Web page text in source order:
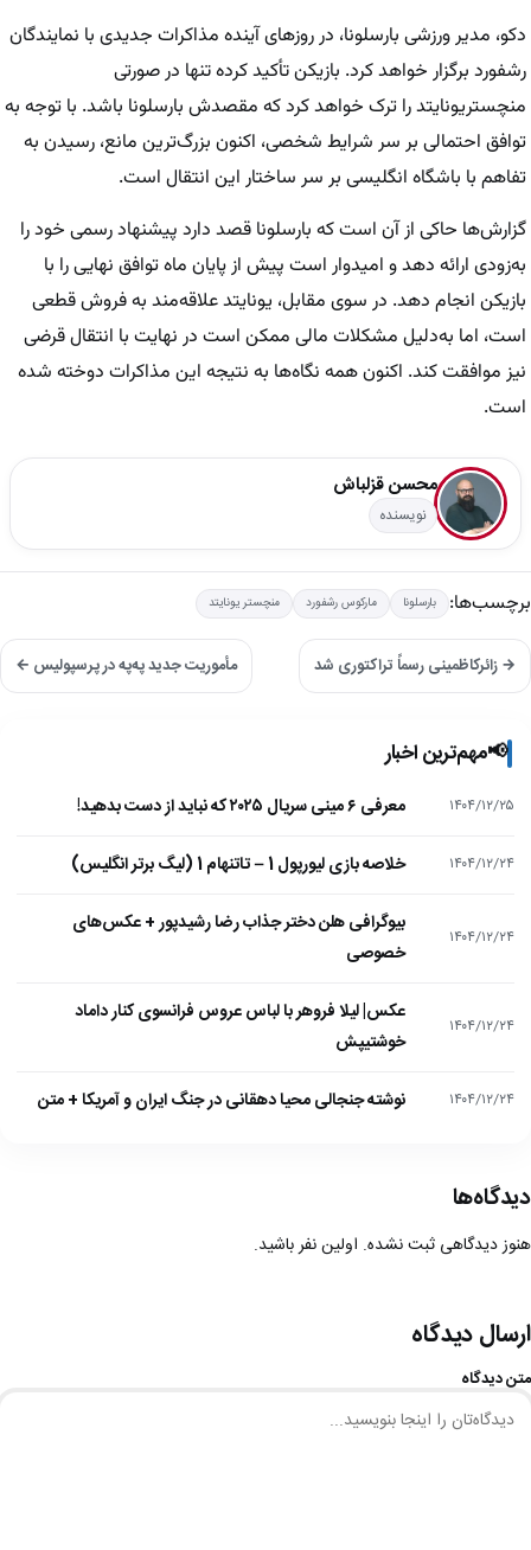
دکو، مدیر ورزشی بارسلونا، در روزهای آینده مذاکرات جدیدی با نمایندگان
رشفورد برگزار خواهد کرد. بازیکن تأکید کرده تنها در صورتی
منچستریونایتد را ترک خواهد کرد که مقصدش بارسلونا باشد. با توجه به
توافق احتمالی بر سر شرایط شخصی، اکنون بزرگ‌ترین مانع، رسیدن به
تفاهم با باشگاه انگلیسی بر سر ساختار این انتقال است.
گزارش‌ها حاکی از آن است که بارسلونا قصد دارد پیشنهاد رسمی خود را
به‌زودی ارائه دهد و امیدوار است پیش از پایان ماه توافق نهایی را با
بازیکن انجام دهد. در سوی مقابل، یونایتد علاقه‌مند به فروش قطعی
است، اما به‌دلیل مشکلات مالی ممکن است در نهایت با انتقال قرضی
نیز موافقت کند. اکنون همه نگاه‌ها به نتیجه این مذاکرات دوخته شده
است.
محسن قزلباش
نویسنده
برچسب‌ها: بارسلونا مارکوس رشفورد منچستر یونایتد
→ زائرکاظمینی رسماً تراکتوری شد مأموریت جدید په‌په در پرسپولیس ←
📢مهم‌ترین اخبار
۱۴۰۴/۱۲/۲۵ معرفی ۶ مینی سریال ۲۰۲۵ که نباید از دست بدهید!
۱۴۰۴/۱۲/۲۴ خلاصه بازی لیورپول 1 – تاتنهام 1 (لیگ برتر انگلیس)
۱۴۰۴/۱۲/۲۴
بیوگرافی هلن دختر جذاب رضا رشیدپور + عکس‌های
خصوصی
۱۴۰۴/۱۲/۲۴
عکس| لیلا فروهر با لباس عروس فرانسوی کنار داماد
خوشتیپش
۱۴۰۴/۱۲/۲۴ نوشته جنجالی محیا دهقانی در جنگ ایران و آمریکا + متن
دیدگاه‌ها
هنوز دیدگاهی ثبت نشده. اولین نفر باشید.
ارسال دیدگاه
متن دیدگاه